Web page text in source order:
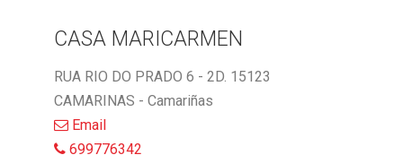
CASA MARICARMEN
RUA RIO DO PRADO 6 - 2D. 15123
CAMARINAS - Camariñas
Email
699776342